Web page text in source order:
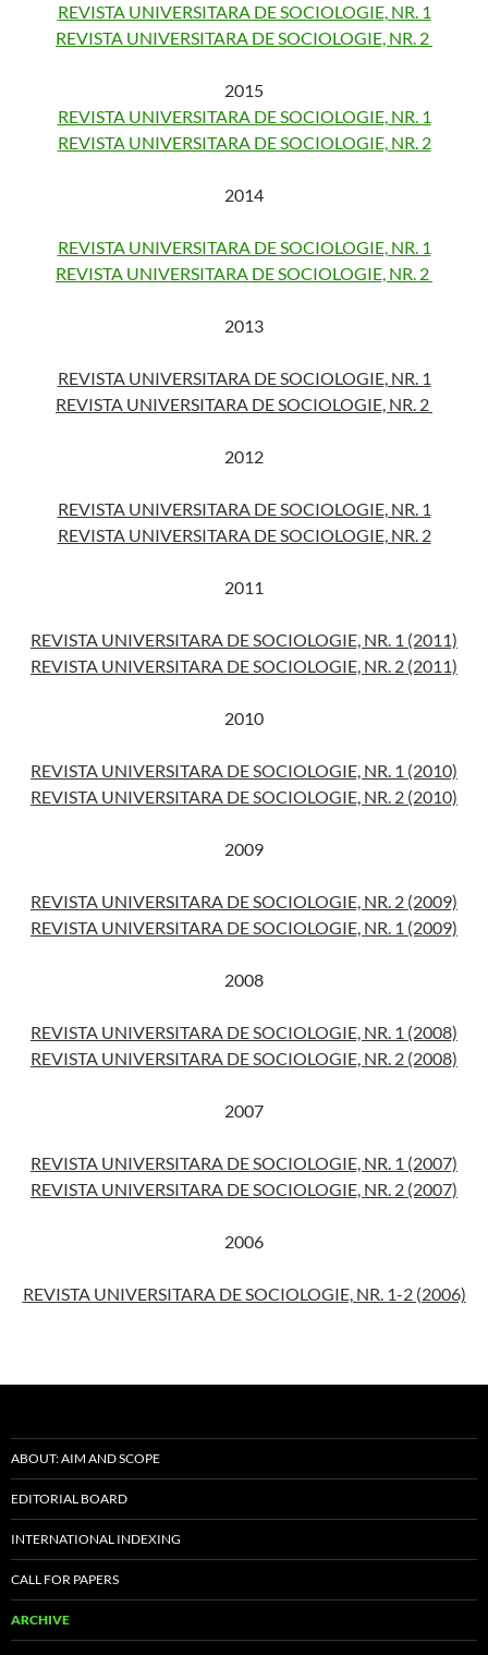
REVISTA UNIVERSITARA DE SOCIOLOGIE, NR. 1
REVISTA UNIVERSITARA DE SOCIOLOGIE, NR. 2
2015
REVISTA UNIVERSITARA DE SOCIOLOGIE, NR. 1
REVISTA UNIVERSITARA DE SOCIOLOGIE, NR. 2
2014
REVISTA UNIVERSITARA DE SOCIOLOGIE, NR. 1
REVISTA UNIVERSITARA DE SOCIOLOGIE, NR. 2
2013
REVISTA UNIVERSITARA DE SOCIOLOGIE, NR. 1
REVISTA UNIVERSITARA DE SOCIOLOGIE, NR. 2
2012
REVISTA UNIVERSITARA DE SOCIOLOGIE, NR. 1
REVISTA UNIVERSITARA DE SOCIOLOGIE, NR. 2
2011
REVISTA UNIVERSITARA DE SOCIOLOGIE, NR. 1 (2011)
REVISTA UNIVERSITARA DE SOCIOLOGIE, NR. 2 (2011)
2010
REVISTA UNIVERSITARA DE SOCIOLOGIE, NR. 1 (2010)
REVISTA UNIVERSITARA DE SOCIOLOGIE, NR. 2 (2010)
2009
REVISTA UNIVERSITARA DE SOCIOLOGIE, NR. 2 (2009)
REVISTA UNIVERSITARA DE SOCIOLOGIE, NR. 1 (2009)
2008
REVISTA UNIVERSITARA DE SOCIOLOGIE, NR. 1 (2008)
REVISTA UNIVERSITARA DE SOCIOLOGIE, NR. 2 (2008)
2007
REVISTA UNIVERSITARA DE SOCIOLOGIE, NR. 1 (2007)
REVISTA UNIVERSITARA DE SOCIOLOGIE, NR. 2 (2007)
2006
REVISTA UNIVERSITARA DE SOCIOLOGIE, NR. 1-2 (2006)
ABOUT: AIM AND SCOPE
EDITORIAL BOARD
INTERNATIONAL INDEXING
CALL FOR PAPERS
ARCHIVE